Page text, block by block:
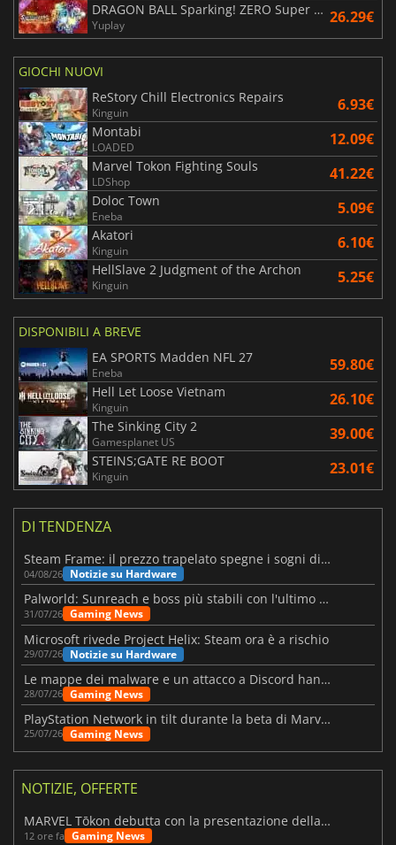
DRAGON BALL Sparking! ZERO Super Limit Breaking NEO
Yuplay 26.29€
GIOCHI NUOVI
ReStory Chill Electronics Repairs
Kinguin 6.93€
Montabi
LOADED 12.09€
Marvel Tokon Fighting Souls
LDShop 41.22€
Doloc Town
Eneba 5.09€
Akatori
Kinguin 6.10€
HellSlave 2 Judgment of the Archon
Kinguin 5.25€
DISPONIBILI A BREVE
EA SPORTS Madden NFL 27
Eneba 59.80€
Hell Let Loose Vietnam
Kinguin 26.10€
The Sinking City 2
Gamesplanet US 39.00€
STEINS;GATE RE BOOT
Kinguin 23.01€
DI TENDENZA
Steam Frame: il prezzo trapelato spegne i sogni di un VR economico
04/08/26 Notizie su Hardware
Palworld: Sunreach e boss più stabili con l'ultimo update
31/07/26 Gaming News
Microsoft rivede Project Helix: Steam ora è a rischio
29/07/26 Notizie su Hardware
Le mappe dei malware e un attacco a Discord hanno colpito Meccha Chameleon
28/07/26 Gaming News
PlayStation Network in tilt durante la beta di Marvel Tōkon
25/07/26 Gaming News
NOTIZIE, OFFERTE
MARVEL Tōkon debutta con la presentazione della roadmap per il primo anno
12 ore fa Gaming News